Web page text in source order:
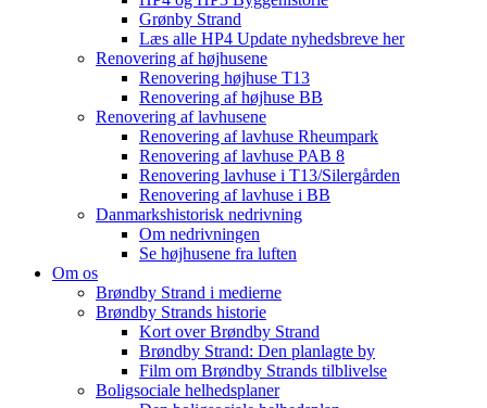
Grønby Strand
Læs alle HP4 Update nyhedsbreve her
Renovering af højhusene
Renovering højhuse T13
Renovering af højhuse BB
Renovering af lavhusene
Renovering af lavhuse Rheumpark
Renovering af lavhuse PAB 8
Renovering lavhuse i T13/Silergården
Renovering af lavhuse i BB
Danmarkshistorisk nedrivning
Om nedrivningen
Se højhusene fra luften
Om os
Brøndby Strand i medierne
Brøndby Strands historie
Kort over Brøndby Strand
Brøndby Strand: Den planlagte by
Film om Brøndby Strands tilblivelse
Boligsociale helhedsplaner